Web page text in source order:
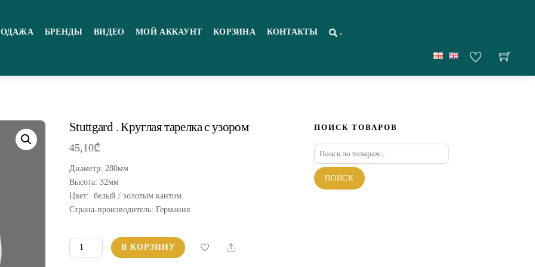
БРЕНДЫ ВИДЕО МОЙ АККАУНТ КОРЗИНА КОНТАКТЫ .
Stuttgard . Круглая тарелка с узором
45,10₾
Диаметр: 280мм
Высота: 32мм
Цвет: белый / золотым кантом
Страна-производитель: Германия
Количество
товара
В КОРЗИНУ Share
ПОИСК ТОВАРОВ
Искать:
ПОИСК